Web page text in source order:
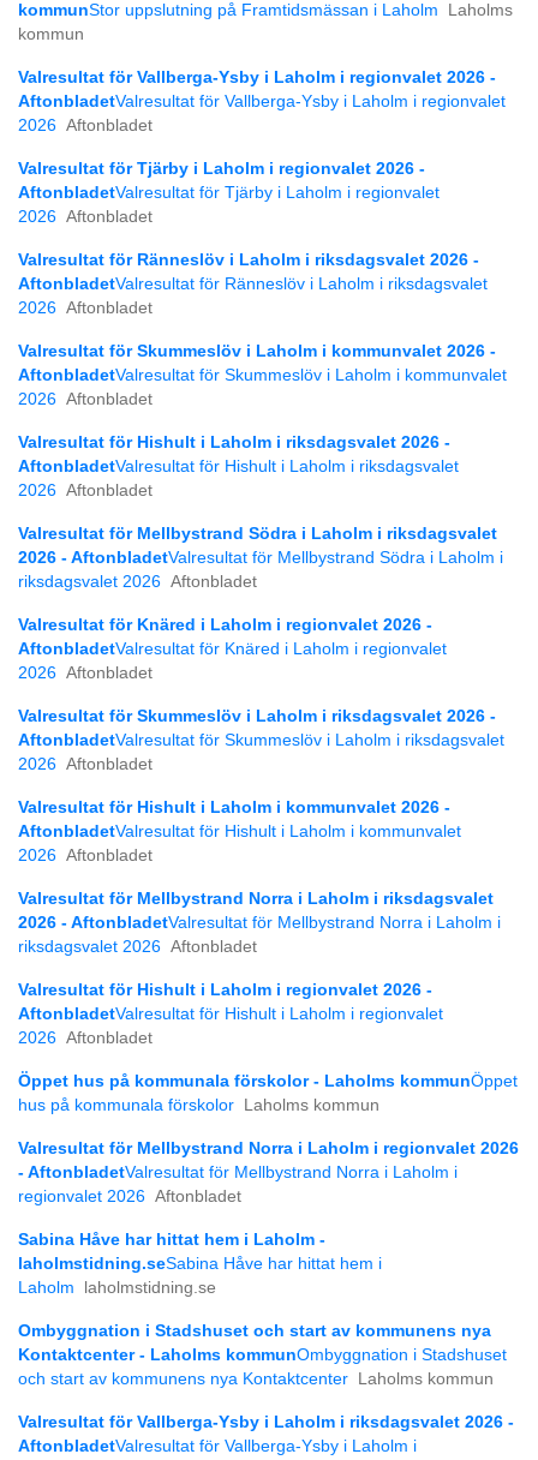
kommunStor uppslutning på Framtidsmässan i Laholm
Laholms
kommun
Valresultat för Vallberga-Ysby i Laholm i regionvalet 2026 -
AftonbladetValresultat för Vallberga-Ysby i Laholm i regionvalet
2026 Aftonbladet
Valresultat för Tjärby i Laholm i regionvalet 2026 -
AftonbladetValresultat för Tjärby i Laholm i regionvalet
2026 Aftonbladet
Valresultat för Ränneslöv i Laholm i riksdagsvalet 2026 -
AftonbladetValresultat för Ränneslöv i Laholm i riksdagsvalet
2026 Aftonbladet
Valresultat för Skummeslöv i Laholm i kommunvalet 2026 -
AftonbladetValresultat för Skummeslöv i Laholm i kommunvalet
2026 Aftonbladet
Valresultat för Hishult i Laholm i riksdagsvalet 2026 -
AftonbladetValresultat för Hishult i Laholm i riksdagsvalet
2026 Aftonbladet
Valresultat för Mellbystrand Södra i Laholm i riksdagsvalet
2026 - AftonbladetValresultat för Mellbystrand Södra i Laholm i
riksdagsvalet 2026 Aftonbladet
Valresultat för Knäred i Laholm i regionvalet 2026 -
AftonbladetValresultat för Knäred i Laholm i regionvalet
2026 Aftonbladet
Valresultat för Skummeslöv i Laholm i riksdagsvalet 2026 -
AftonbladetValresultat för Skummeslöv i Laholm i riksdagsvalet
2026 Aftonbladet
Valresultat för Hishult i Laholm i kommunvalet 2026 -
AftonbladetValresultat för Hishult i Laholm i kommunvalet
2026 Aftonbladet
Valresultat för Mellbystrand Norra i Laholm i riksdagsvalet
2026 - AftonbladetValresultat för Mellbystrand Norra i Laholm i
riksdagsvalet 2026 Aftonbladet
Valresultat för Hishult i Laholm i regionvalet 2026 -
AftonbladetValresultat för Hishult i Laholm i regionvalet
2026 Aftonbladet
Öppet hus på kommunala förskolor - Laholms kommunÖppet
hus på kommunala förskolor
Laholms kommun
Valresultat för Mellbystrand Norra i Laholm i regionvalet 2026
- AftonbladetValresultat för Mellbystrand Norra i Laholm i
regionvalet 2026 Aftonbladet
Sabina Håve har hittat hem i Laholm -
laholmstidning.seSabina Håve har hittat hem i
Laholm
laholmstidning.se
Ombyggnation i Stadshuset och start av kommunens nya
Kontaktcenter - Laholms kommunOmbyggnation i Stadshuset
och start av kommunens nya Kontaktcenter
Laholms kommun
Valresultat för Vallberga-Ysby i Laholm i riksdagsvalet 2026 -
AftonbladetValresultat för Vallberga-Ysby i Laholm i